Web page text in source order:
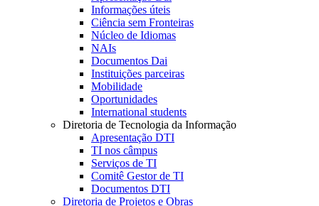
Informações úteis
Ciência sem Fronteiras
Núcleo de Idiomas
NAIs
Documentos Dai
Instituições parceiras
Mobilidade
Oportunidades
International students
Diretoria de Tecnologia da Informação
Apresentação DTI
TI nos câmpus
Serviços de TI
Comitê Gestor de TI
Documentos DTI
Diretoria de Projetos e Obras